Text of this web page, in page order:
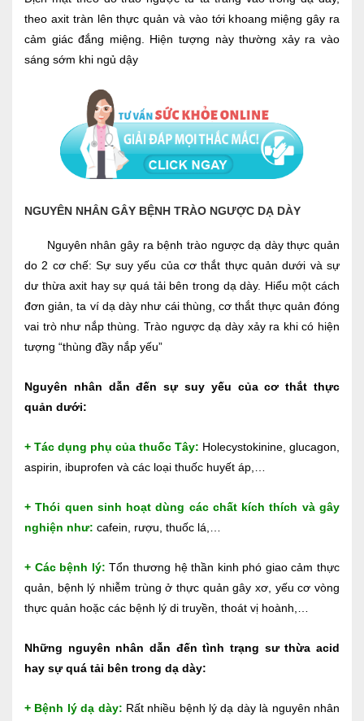
theo axit tràn lên thực quản và vào tới khoang miệng gây ra
cảm giác đắng miệng. Hiện tượng này thường xảy ra vào
sáng sớm khi ngủ dậy
NGUYÊN NHÂN GÂY BỆNH TRÀO NGƯỢC DẠ DÀY
Nguyên nhân gây ra bệnh trào ngược dạ dày thực quản
do 2 cơ chế: Sự suy yếu của cơ thắt thực quản dưới và sự
dư thừa axit hay sự quá tải bên trong dạ dày. Hiểu một cách
đơn giản, ta ví dạ dày như cái thùng, cơ thắt thực quản đóng
vai trò như nắp thùng. Trào ngược dạ dày xảy ra khi có hiện
tượng “thùng đầy nắp yếu”
Nguyên nhân dẫn đến sự suy yếu của cơ thắt thực
quản dưới:
+ Tác dụng phụ của thuốc Tây: Holecystokinine, glucagon,
aspirin, ibuprofen và các loại thuốc huyết áp,…
+ Thói quen sinh hoạt dùng các chất kích thích và gây
nghiện như: cafein, rượu, thuốc lá,…
+ Các bệnh lý: Tổn thương hệ thần kinh phó giao cảm thực
quản, bệnh lý nhiễm trùng ở thực quản gây xơ, yếu cơ vòng
thực quản hoặc các bệnh lý di truyền, thoát vị hoành,…
Những nguyên nhân dẫn đến tình trạng sư thừa acid
hay sự quá tải bên trong dạ dày:
+ Bệnh lý dạ dày: Rất nhiều bệnh lý dạ dày là nguyên nhân